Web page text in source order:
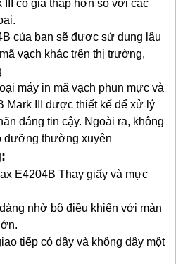
III có giá thấp hơn so với các
của bạn sẽ được sử dụng lâu
vạch khác trên thị trường,
máy in mã vạch phun mực và
Mark III được thiết kế để xử lý
đáng tin cậy. Ngoài ra, không
dưỡng thường xuyên
E4204B Thay giấy và mực
nhờ bộ điều khiển với màn
tiếp có dây và không dây một